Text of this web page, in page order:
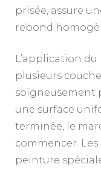
prisée, assure
rebond
L’application
plusieurs
soigneusement
une surface
terminée, le
commencer.
peinture